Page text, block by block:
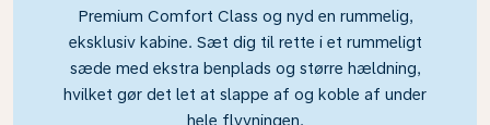
Premium Comfort Class og nyd en rummelig,
eksklusiv kabine. Sæt dig til rette i et rummeligt
sæde med ekstra benplads og større hældning,
hvilket gør det let at slappe af og koble af under
hele flyvningen.